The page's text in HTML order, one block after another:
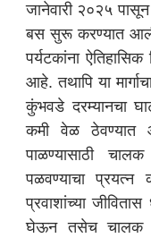
जानेवारी २०२५
बस सुरू करण्यात
पर्यटकांना
आहे. तथापि या
कुंभवडे दरम्यानचा
कमी वेळ ठेवण्यात
पाळण्यासाठी
पळवण्याचा प्रयत्न
प्रवाशांच्या
घेऊन तसेच चालक